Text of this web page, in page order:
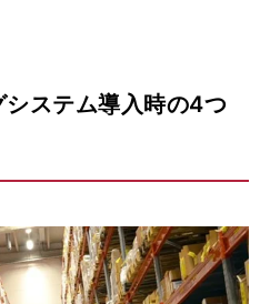
ステム導入時の4つ